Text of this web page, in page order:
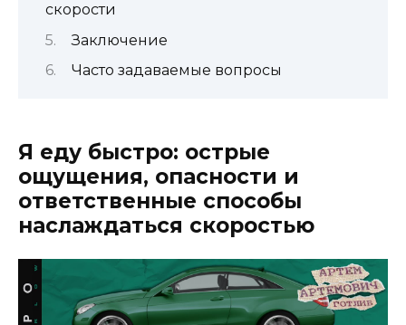
скорости
Заключение
Часто задаваемые вопросы
Я еду быстро: острые
ощущения, опасности и
ответственные способы
наслаждаться скоростью